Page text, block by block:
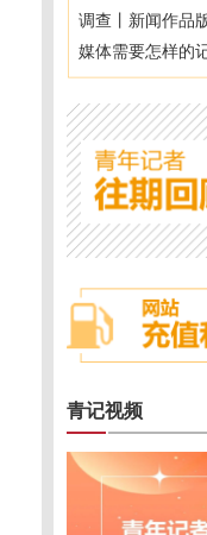
调查丨新闻作品
媒体需要怎样的
青记视频